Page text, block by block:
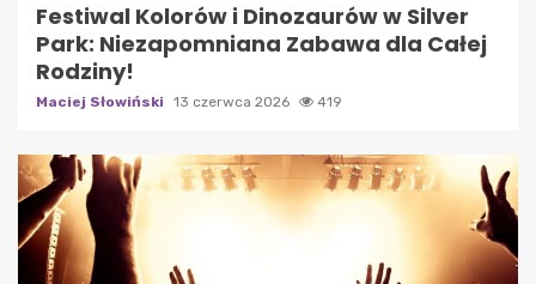
Festiwal Kolorów i Dinozaurów w Silver
Park: Niezapomniana Zabawa dla Całej
Rodziny!
Maciej Słowiński 13 czerwca 2026 419